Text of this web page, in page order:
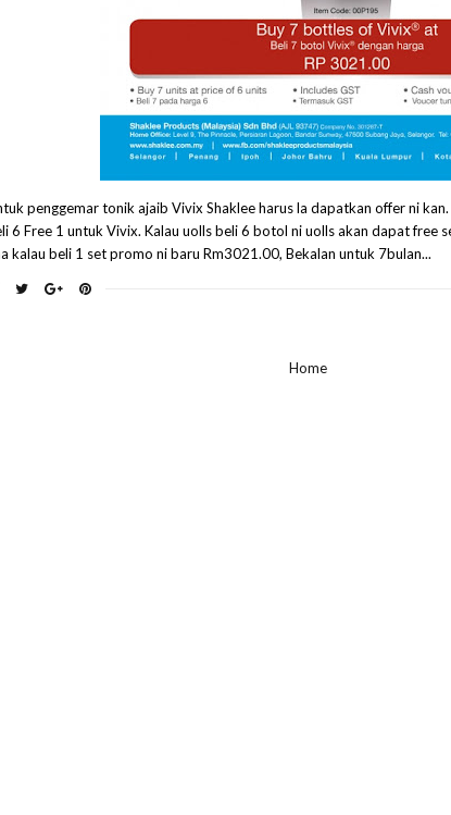
penggemar tonik ajaib Vivix Shaklee harus la dapatkan offer ni
6 Free 1 untuk Vivix. Kalau uolls beli 6 botol ni uolls akan dapat free
kalau beli 1 set promo ni baru Rm3021.00, Bekalan untuk 7bulan...
Home